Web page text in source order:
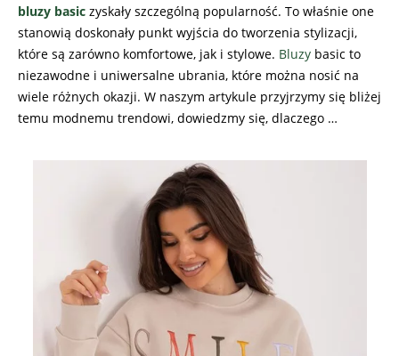
bluzy basic zyskały szczególną popularność. To właśnie one
stanowią doskonały punkt wyjścia do tworzenia stylizacji,
które są zarówno komfortowe, jak i stylowe. Bluzy basic to
niezawodne i uniwersalne ubrania, które można nosić na
wiele różnych okazji. W naszym artykule przyjrzymy się bliżej
temu modnemu trendowi, dowiedzmy się, dlaczego …